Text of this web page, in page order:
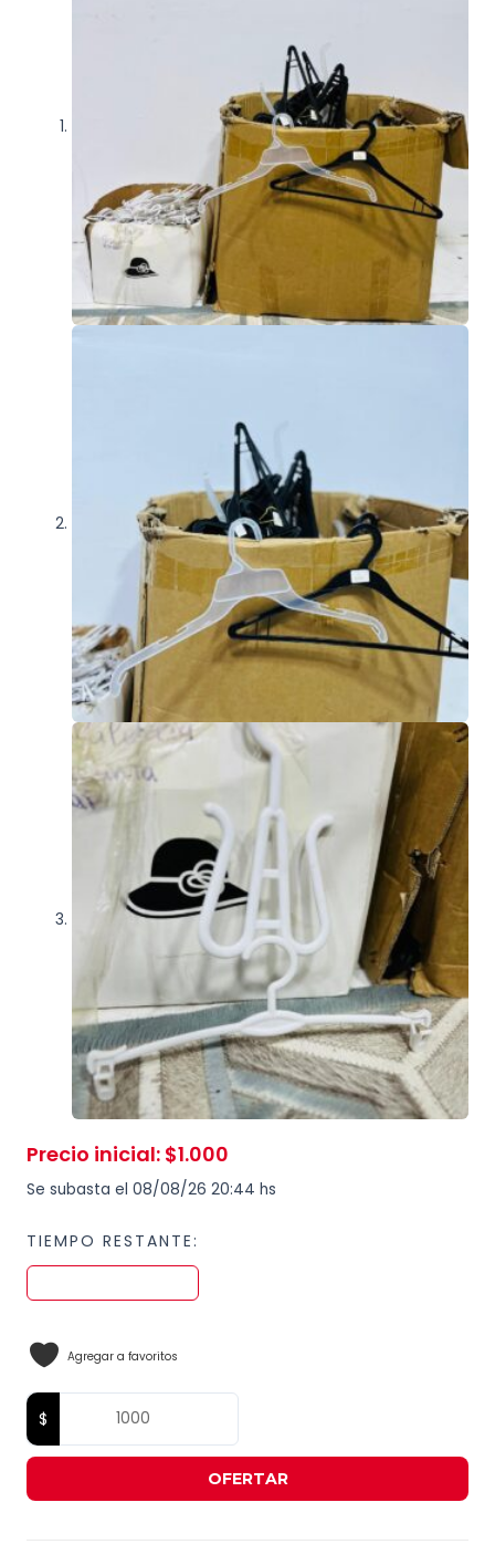
Precio inicial: $1.000
Se subasta el 08/08/26 20:44 hs
TIEMPO RESTANTE:
Agregar a favoritos
OFERTAR